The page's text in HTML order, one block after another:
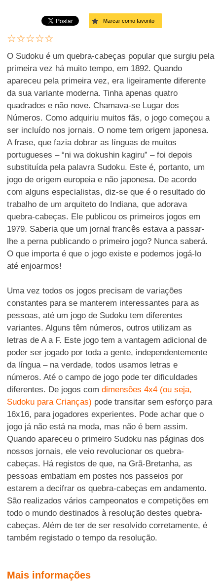
Marcar como favorito
O Sudoku é um quebra-cabeças popular que surgiu pela
primeira vez há muito tempo, em 1892. Quando
apareceu pela primeira vez, era ligeiramente diferente
da sua variante moderna. Tinha apenas quatro
quadrados e não nove. Chamava-se Lugar dos
Números. Como adquiriu muitos fãs, o jogo começou a
ser incluído nos jornais. O nome tem origem japonesa.
A frase, que fazia dobrar as línguas de muitos
portugueses – “ni wa dokushin kagiru” – foi depois
substituída pela palavra Sudoku. Este é, portanto, um
jogo de origem europeia e não japonesa. De acordo
com alguns especialistas, diz-se que é o resultado do
trabalho de um arquiteto do Indiana, que adorava
quebra-cabeças. Ele publicou os primeiros jogos em
1979. Saberia que um jornal francês estava a passar-
lhe a perna publicando o primeiro jogo? Nunca saberá.
O que importa é que o jogo existe e podemos jogá-lo
até enjoarmos!
Uma vez todos os jogos precisam de variações
constantes para se manterem interessantes para as
pessoas, até um jogo de Sudoku tem diferentes
variantes. Alguns têm números, outros utilizam as
letras de A a F. Este jogo tem a vantagem adicional de
poder ser jogado por toda a gente, independentemente
da língua – na verdade, todos usamos letras e
números. Até o campo de jogo pode ter dificuldades
diferentes. De jogos com dimensões 4x4 (ou seja,
Sudoku para Crianças) pode transitar sem esforço para
16x16, para jogadores experientes. Pode achar que o
jogo já não está na moda, mas não é bem assim.
Quando apareceu o primeiro Sudoku nas páginas dos
nossos jornais, ele veio revolucionar os quebra-
cabeças. Há registos de que, na Grã-Bretanha, as
pessoas embatiam em postes nos passeios por
estarem a decifrar os quebra-cabeças em andamento.
São realizados vários campeonatos e competições em
todo o mundo destinados à resolução destes quebra-
cabeças. Além de ter de ser resolvido corretamente, é
também registado o tempo da resolução.
Mais informações